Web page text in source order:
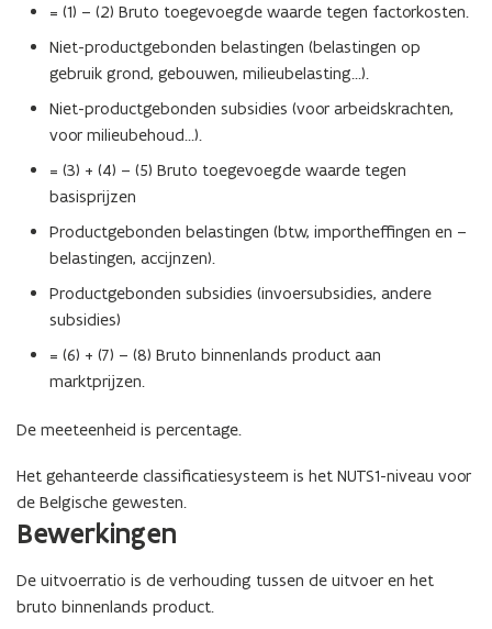
= (1) – (2) Bruto toegevoegde waarde tegen factorkosten.
Niet-productgebonden belastingen (belastingen op
gebruik grond, gebouwen, milieubelasting…).
Niet-productgebonden subsidies (voor arbeidskrachten,
voor milieubehoud…).
= (3) + (4) – (5) Bruto toegevoegde waarde tegen
basisprijzen
Productgebonden belastingen (btw, importheffingen en –
belastingen, accijnzen).
Productgebonden subsidies (invoersubsidies, andere
subsidies)
= (6) + (7) – (8) Bruto binnenlands product aan
marktprijzen.
De meeteenheid is percentage.
Het gehanteerde classificatiesysteem is het NUTS1-niveau voor
de Belgische gewesten.
Bewerkingen
De uitvoerratio is de verhouding tussen de uitvoer en het
bruto binnenlands product.